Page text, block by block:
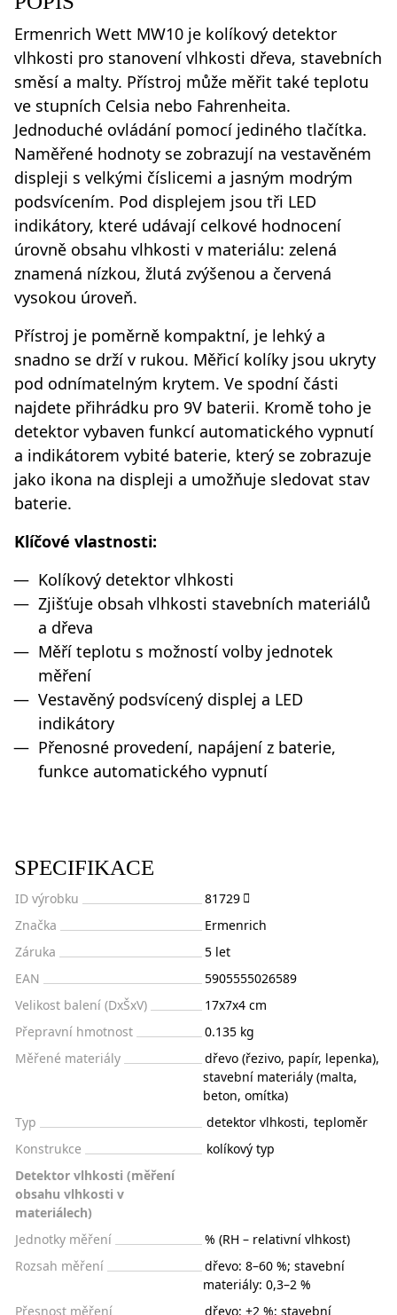
Ermenrich Wett MW10 je kolíkový detektor
vlhkosti pro stanovení vlhkosti dřeva, stavebních
směsí a malty. Přístroj může měřit také teplotu
ve stupních Celsia nebo Fahrenheita.
Jednoduché ovládání pomocí jediného tlačítka.
Naměřené hodnoty se zobrazují na vestavěném
displeji s velkými číslicemi a jasným modrým
podsvícením. Pod displejem jsou tři LED
indikátory, které udávají celkové hodnocení
úrovně obsahu vlhkosti v materiálu: zelená
znamená nízkou, žlutá zvýšenou a červená
vysokou úroveň.
Přístroj je poměrně kompaktní, je lehký a
snadno se drží v rukou. Měřicí kolíky jsou ukryty
pod odnímatelným krytem. Ve spodní části
najdete přihrádku pro 9V baterii. Kromě toho je
detektor vybaven funkcí automatického vypnutí
a indikátorem vybité baterie, který se zobrazuje
jako ikona na displeji a umožňuje sledovat stav
baterie.
Klíčové vlastnosti:
Kolíkový detektor vlhkosti
Zjišťuje obsah vlhkosti stavebních materiálů
a dřeva
Měří teplotu s možností volby jednotek
měření
Vestavěný podsvícený displej a LED
indikátory
Přenosné provedení, napájení z baterie,
funkce automatického vypnutí
SPECIFIKACE
ID výrobku
81729
Značka
Ermenrich
Záruka
5 let
EAN
5905555026589
Velikost balení (DxŠxV)
17x7x4 cm
Přepravní hmotnost
0.135 kg
Měřené materiály
dřevo (řezivo, papír, lepenka),
stavební materiály (malta,
beton, omítka)
Typ
detektor vlhkosti, teploměr
Konstrukce
kolíkový typ
Detektor vlhkosti (měření
obsahu vlhkosti v
materiálech)
Jednotky měření
% (RH – relativní vlhkost)
Rozsah měření
dřevo: 8–60 %; stavební
materiály: 0,3–2 %
Přesnost měření
dřevo: ±2 %; stavební